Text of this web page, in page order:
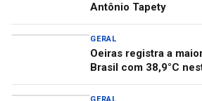
Antônio Tapety
GERAL
Oeiras registra a
Brasil com 38,9°C